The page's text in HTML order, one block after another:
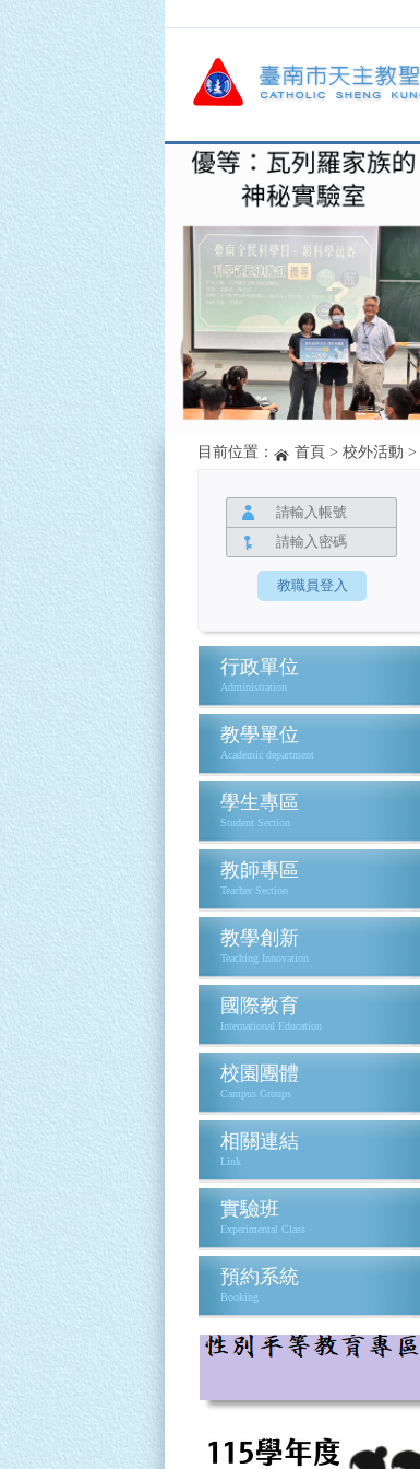
目前位置： 首頁 > 校外活動 >
行政單位
Administration
教學單位
Academic department
學生專區
Student Section
教師專區
Teacher Section
教學創新
Teaching Innovation
國際教育
International Education
校園團體
Campus Groups
相關連結
Link
實驗班
Experimental Class
預約系統
Booking